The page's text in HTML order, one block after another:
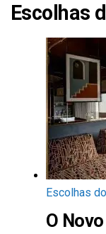
Escolhas
Escolhas
O